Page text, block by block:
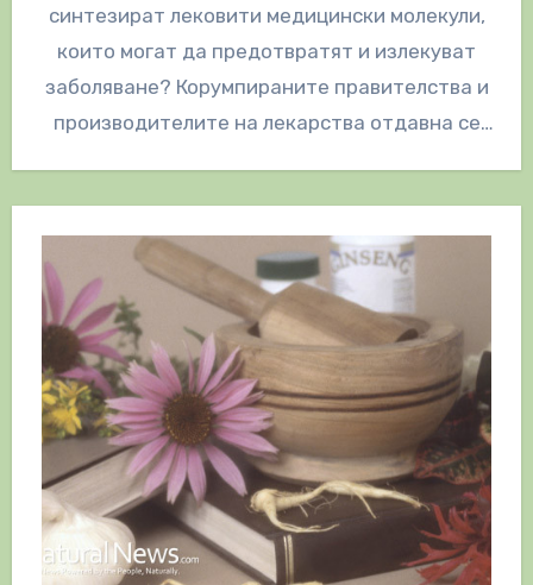
синтезират лековити медицински молекули,
които могат да предотвратят и излекуват
заболяване? Корумпираните правителства и
производителите на лекарства отдавна се